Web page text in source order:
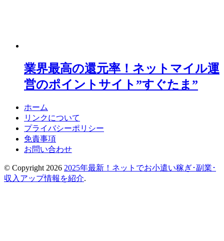
業界最高の還元率！ネットマイル運
営のポイントサイト”すぐたま”
ホーム
リンクについて
プライバシーポリシー
免責事項
お問い合わせ
© Copyright 2026 2025年最新！ネットでお小遣い稼ぎ･副業･
収入アップ情報を紹介.